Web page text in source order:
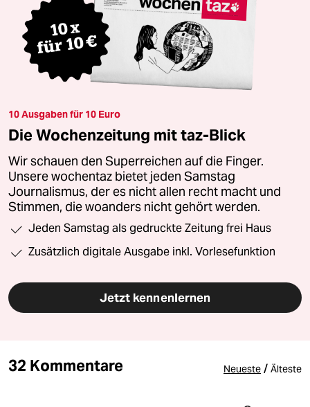
10 Ausgaben für 10 Euro
Die Wochenzeitung mit taz-Blick
Wir schauen den Superreichen auf die Finger.
Unsere wochentaz bietet jeden Samstag
Journalismus, der es nicht allen recht macht und
Stimmen, die woanders nicht gehört werden.
Jeden Samstag als gedruckte Zeitung frei Haus
Zusätzlich digitale Ausgabe inkl. Vorlesefunktion
Jetzt kennenlernen
32 Kommentare Neueste / Älteste